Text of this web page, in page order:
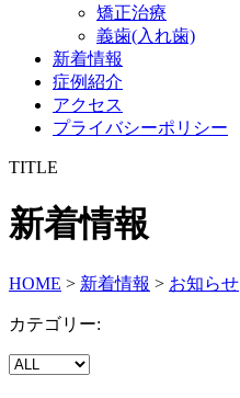
矯正治療
義歯(入れ歯)
新着情報
症例紹介
アクセス
プライバシーポリシー
TITLE
新着情報
HOME > 新着情報 > お知らせ
カテゴリー: